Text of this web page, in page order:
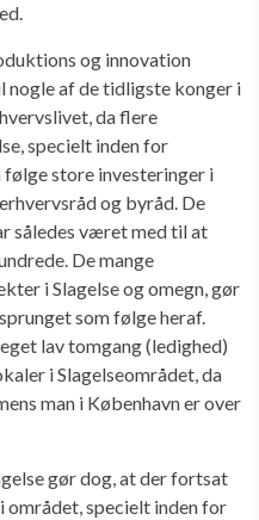
og innovation
nogle af de tidligste konger i
da flere
specielt inden for
store investeringer i
og byråd. De
således været med til at
De mange
i Slagelse og omegn, gør
som følge heraf.
lav tomgang (ledighed)
i Slagelseområdet, da
man i København er over
gør dog, at der fortsat
området, specielt inden for